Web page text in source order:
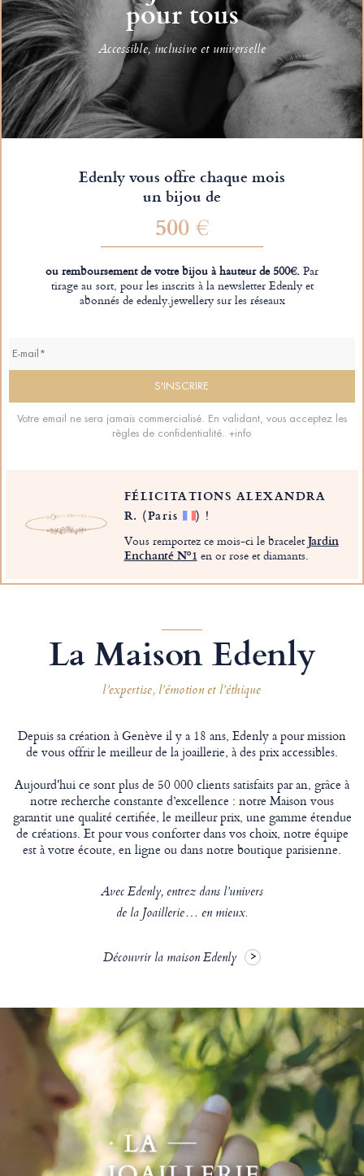
pour tous
Accessible, inclusive et universelle
Edenly vous offre chaque mois
un bijou de
500 €
ou remboursement de votre bijou à hauteur de 500€.Par
tirage au sort, pour les inscrits à la newsletter Edenly et
abonnés de edenly.jewellery sur les réseaux
Votre email ne sera jamais commercialisé. En validant, vous acceptez les
règles de confidentialité. +info
FÉLICITATIONS ALEXANDRA
R. (Paris ) !
Vous remportez ce mois-ci le braceletJardin
Enchanté Nº1 en or rose et diamants.
La Maison Edenly
l’expertise, l’émotion et l’éthique
Depuis sa création à Genève il y a 18 ans, Edenly a pour mission
de vous offrir le meilleur de la joaillerie, à des prix accessibles.
Aujourd'hui ce sont plus de 50 000 clients satisfaits par an, grâce à
notre recherche constante d’excellence : notre Maison vous
garantit une qualité certifiée, le meilleur prix, une gamme étendue
de créations. Et pour vous conforter dans vos choix, notre équipe
est à votre écoute, en ligne ou dans notre boutique parisienne.
Avec Edenly, entrez dans l’univers
de la Joaillerie… en mieux.
Découvrir la maison Edenly